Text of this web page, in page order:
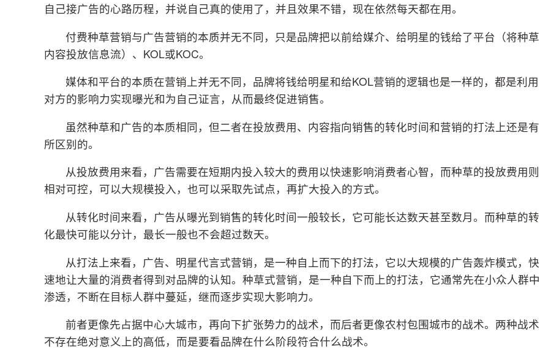
自己接广告的心路历程，并说自己真的使用了，并且效果不错，现在依然每天都在用。
付费种草营销与广告营销的本质并无不同，只是品牌把以前给媒介、给明星的钱给了平台（将种草
内容投放信息流）、KOL或KOC。
媒体和平台的本质在营销上并无不同，品牌将钱给明星和给KOL营销的逻辑也是一样的，都是利用
对方的影响力实现曝光和为自己证言，从而最终促进销售。
虽然种草和广告的本质相同，但二者在投放费用、内容指向销售的转化时间和营销的打法上还是有
所区别的。
从投放费用来看，广告需要在短期内投入较大的费用以快速影响消费者心智，而种草的投放费用则
相对可控，可以大规模投入，也可以采取先试点，再扩大投入的方式。
从转化时间来看，广告从曝光到销售的转化时间一般较长，它可能长达数天甚至数月。而种草的转
化最快可能以分计，最长一般也不会超过数天。
从打法上来看，广告、明星代言式营销，是一种自上而下的打法，它以大规模的广告轰炸模式，快
速地让大量的消费者得到对品牌的认知。种草式营销，是一种自下而上的打法，它通常先在小众人群中
渗透，不断在目标人群中蔓延，继而逐步实现大影响力。
前者更像先占据中心大城市，再向下扩张势力的战术，而后者更像农村包围城市的战术。两种战术
不存在绝对意义上的高低，而是要看品牌在什么阶段符合什么战术。